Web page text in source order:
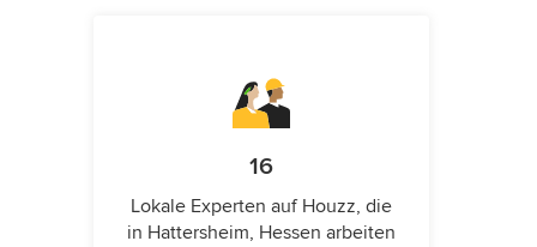
16
Lokale Experten auf Houzz, die
in Hattersheim, Hessen arbeiten